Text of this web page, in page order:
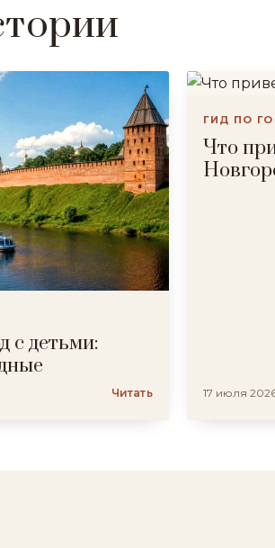
с детьми:
Читать
ГИД ПО
Что
17 июля